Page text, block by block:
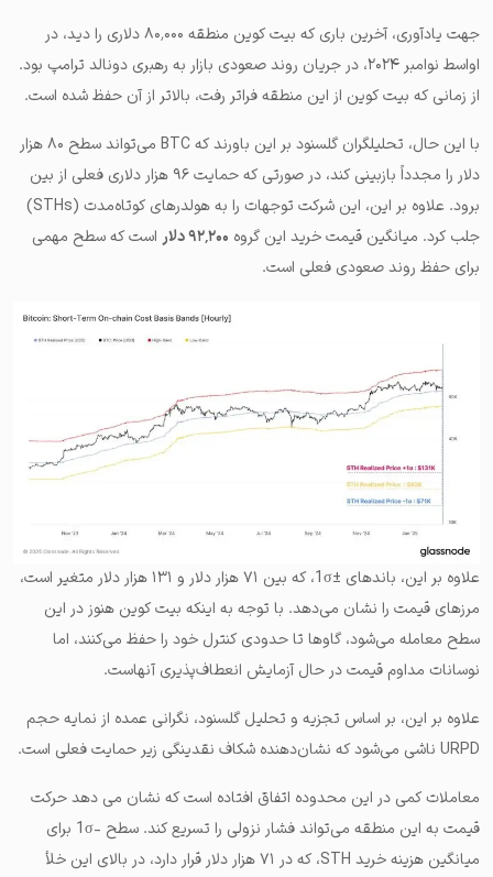
جهت یادآوری، آخرین باری که بیت کوین منطقه ۸۰٬۰۰۰ دلاری را دید، در
اواسط نوامبر ۲۰۲۴، در جریان روند صعودی بازار به رهبری دونالد ترامپ بود.
از زمانی که بیت کوین از این منطقه فراتر رفت، بالاتر از آن حفظ شده است.
با این حال، تحلیلگران گلسنود بر این باورند که BTC می‌تواند سطح ۸۰ هزار
دلار را مجدداً بازبینی کند، در صورتی که حمایت ۹۶ هزار دلاری فعلی از بین
برود. علاوه بر این، این شرکت توجهات را به هولدرهای کوتاه‌مدت (STHs)
جلب کرد. میانگین قیمت خرید این گروه ۹۲٬۲۰۰ دلار
است که سطح مهمی
برای حفظ روند صعودی فعلی است.
علاوه بر این، باندهای ±1σ، که بین ۷۱ هزار دلار و ۱۳۱ هزار دلار متغیر است،
مرزهای قیمت را نشان می‌دهد. با توجه به اینکه بیت کوین هنوز در این
سطح معامله می‌شود، گاوها تا حدودی کنترل خود را حفظ می‌کنند، اما
نوسانات مداوم قیمت در حال آزمایش انعطاف‌پذیری آنهاست.
علاوه بر این، بر اساس تجزیه و تحلیل گلسنود، نگرانی عمده از نمایه حجم
URPD ناشی می‌شود که نشان‌دهنده شکاف نقدینگی زیر حمایت فعلی است.
معاملات کمی در این محدوده اتفاق افتاده است که نشان می دهد حرکت
قیمت به این منطقه می‌تواند فشار نزولی را تسریع کند. سطح -1σ برای
میانگین هزینه خرید STH، که در ۷۱ هزار دلار قرار دارد، در بالای این خلأ